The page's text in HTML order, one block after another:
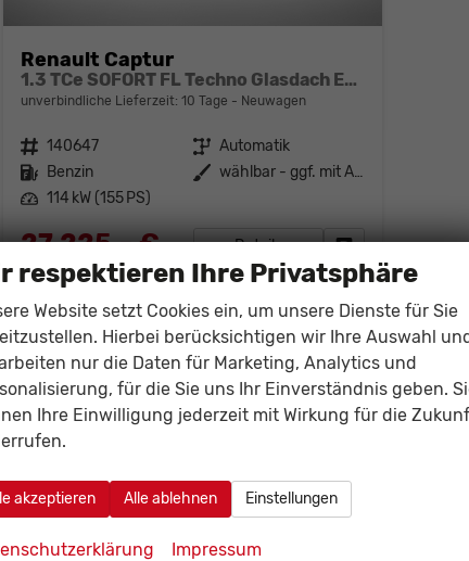
Renault Captur
1.3 TCe SOFORT FL Techno Glasdach EDC
unverbindliche Lieferzeit: 10 Tage Neuwagen
Fahrzeugnr. 140647 Getriebe Automatik
Kraftstoff Benzin Außenfarbe
wählbar - ggf. mit Aufpreis
Leistung 114 kW (155 PS)
27.225,– €
incl. 19% MwSt.
Details Fahrzeug parken
Verbrauch kombiniert:
CO2-Klasse: D
CO2-Emissionen: 122,00 g/km
respektieren Ihre Privatsphäre
Website setzt Cookies ein, um unsere Dienste für Sie
Hierbei berücksichtigen wir Ihre Auswahl
nur die Daten für Marketing, Analytics und
für die Sie uns Ihr Einverständnis geben.
Ihre Einwilligung jederzeit mit Wirkung für die
akzeptieren Alle ablehnen Einstellungen
Impressum